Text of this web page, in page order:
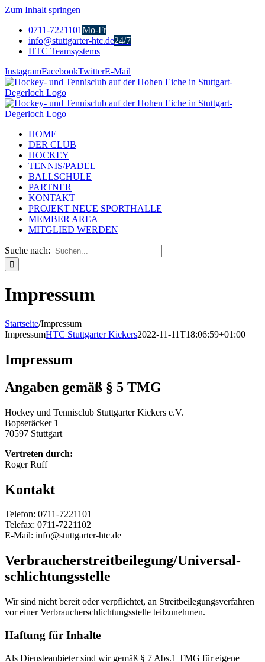
Zum Inhalt springen
0711-7221101Mo-Fr
info@stuttgarter-htc.de24/7
HTC Teamsystems
InstagramFacebookTwitterE-Mail
HOME
DER CLUB
HOCKEY
TENNIS/PADEL
BALLSCHULE
PARTNER
KONTAKT
PROJEKT NEUE SPORTHALLE
MEMBER AREA
MITGLIED WERDEN
Suche nach:
Impressum
Startseite/Impressum
ImpressumHTC Stuttgarter Kickers2022-11-11T18:06:59+01:00
Impressum
Angaben gemäß § 5 TMG
Hockey und Tennisclub Stuttgarter Kickers e.V.
Bopseräcker 1
70597 Stuttgart
Vertreten durch:
Roger Ruff
Kontakt
Telefon: 0711-7221101
Telefax: 0711-7221102
E-Mail: info@stuttgarter-htc.de
Verbraucher­streit­beilegung/Universal­
schlichtungs­stelle
Wir sind nicht bereit oder verpflichtet, an Streitbeilegungsverfahren
vor einer Verbraucherschlichtungsstelle teilzunehmen.
Haftung für Inhalte
Als Diensteanbieter sind wir gemäß § 7 Abs.1 TMG für eigene